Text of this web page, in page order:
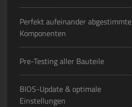
Perfekt aufeinander abgestimmte
Komponenten
Pre-Testing aller Bauteile
BIOS-Update & optimale
Einstellungen